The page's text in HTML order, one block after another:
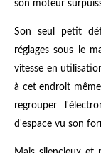
son moteur
Son seul petit
réglages sous le
vitesse en
à cet endroit
regrouper
d'espace vu son